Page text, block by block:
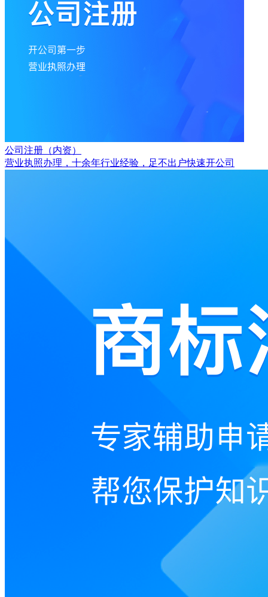
公司注册（内资）
营业执照办理，十余年行业经验，足不出户快速开公司